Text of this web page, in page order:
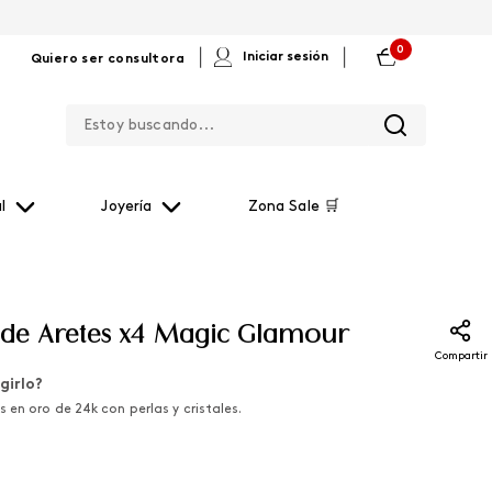
Quiero ser consultora Iniciar sesión
0
Joyería Zona Sale 🛒
Aretes x4 Magic Glamour
Compartir
en oro de 24k con perlas y cristales.